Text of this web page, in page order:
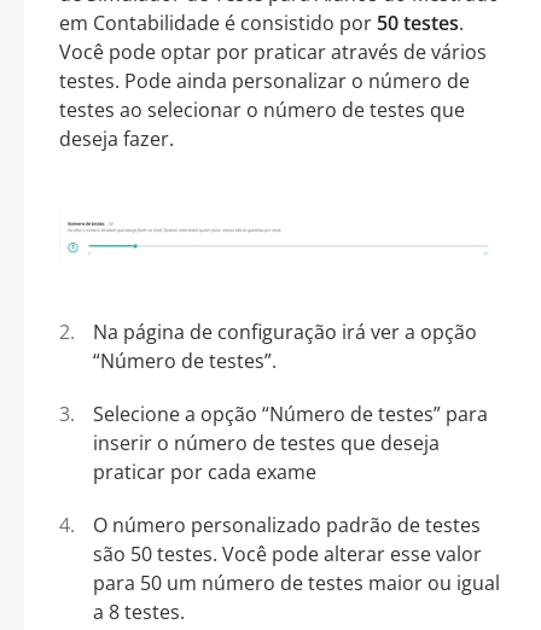
em Contabilidade é consistido por 50 testes.
Você pode optar por praticar através de vários
testes. Pode ainda personalizar o número de
testes ao selecionar o número de testes que
deseja fazer.
Na página de configuração irá ver a opção
“Número de testes”.
Selecione a opção “Número de testes” para
inserir o número de testes que deseja
praticar por cada exame
O número personalizado padrão de testes
são 50 testes. Você pode alterar esse valor
para 50 um número de testes maior ou igual
a 8 testes.